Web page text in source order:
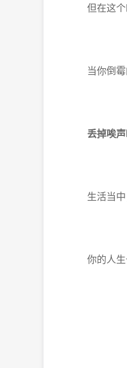
但在这个时
当你倒霉的
丢掉唉
生活当中
你的人生也